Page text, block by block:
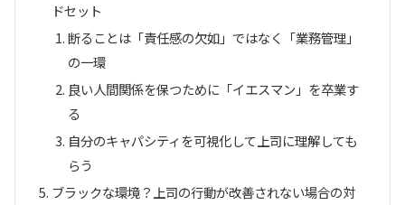
ドセット
断ることは「責任感の欠如」ではなく「業務管理」
の一環
良い人間関係を保つために「イエスマン」を卒業す
る
自分のキャパシティを可視化して上司に理解しても
らう
ブラックな環境？上司の行動が改善されない場合の対